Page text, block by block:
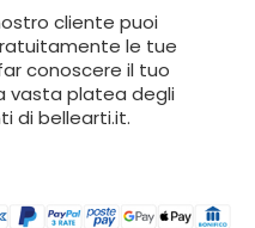
cliente puoi
le tue
conoscere il tuo
vasta platea degli
di bellearti.it.